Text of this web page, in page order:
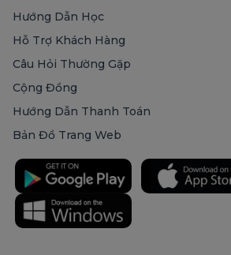
Hướng Dẫn Học
Hỗ Trợ Khách Hàng
Câu Hỏi Thường Gặp
Cộng Đồng
Hướng Dẫn Thanh Toán
Bản Đồ Trang Web